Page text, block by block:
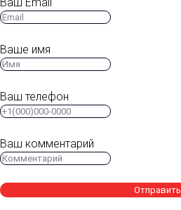
Ваше имя
Ваш телефон
Ваш комментарий
Отправить